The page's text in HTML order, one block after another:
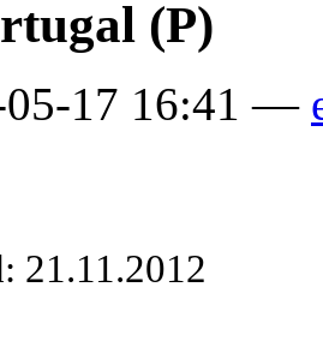
(P)
05-17 16:41 —
21.11.2012